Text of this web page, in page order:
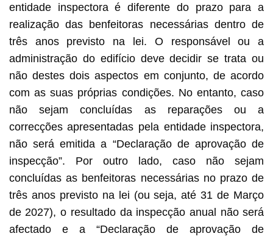
entidade inspectora é diferente do prazo para a
realização das benfeitoras necessárias dentro de
três anos previsto na lei. O responsável ou a
administração do edifício deve decidir se trata ou
não destes dois aspectos em conjunto, de acordo
com as suas próprias condições. No entanto, caso
não sejam concluídas as reparações ou a
correcções apresentadas pela entidade inspectora,
não será emitida a “Declaração de aprovação de
inspecção”. Por outro lado, caso não sejam
concluídas as benfeitoras necessárias no prazo de
três anos previsto na lei (ou seja, até 31 de Março
de 2027), o resultado da inspecção anual não será
afectado e a “Declaração de aprovação de